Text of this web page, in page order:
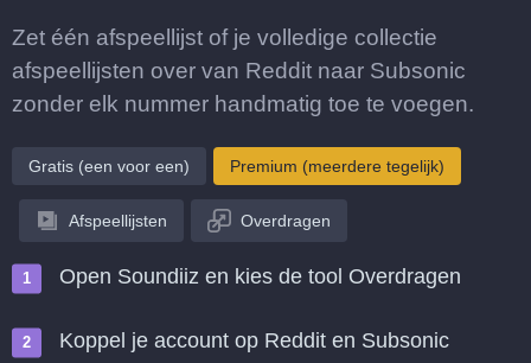
Zet één afspeellijst of je volledige collectie
afspeellijsten over van Reddit naar Subsonic
zonder elk nummer handmatig toe te voegen.
Gratis (een voor een) Premium (meerdere tegelijk)
Afspeellijsten Overdragen
Open Soundiiz en kies de tool Overdragen
Koppel je account op Reddit en Subsonic